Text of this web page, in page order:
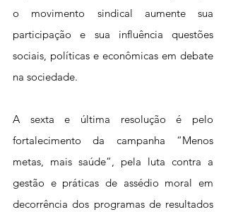
o movimento sindical aumente sua
participação e sua influência questões
sociais, políticas e econômicas em debate
na sociedade.
A sexta e última resolução é pelo
fortalecimento da campanha “Menos
metas, mais saúde”, pela luta contra a
gestão e práticas de assédio moral em
decorrência dos programas de resultados